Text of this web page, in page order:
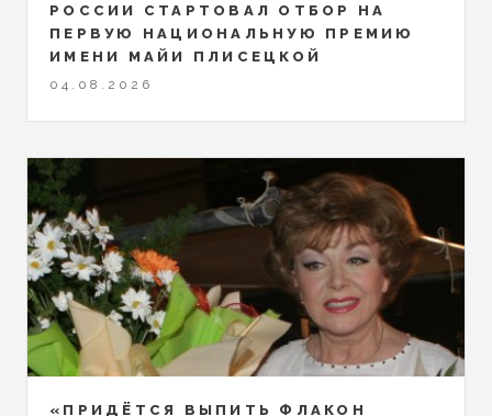
РОССИИ СТАРТОВАЛ ОТБОР НА
ПЕРВУЮ НАЦИОНАЛЬНУЮ ПРЕМИЮ
ИМЕНИ МАЙИ ПЛИСЕЦКОЙ
04.08.2026
«ПРИДЁТСЯ ВЫПИТЬ ФЛАКОН